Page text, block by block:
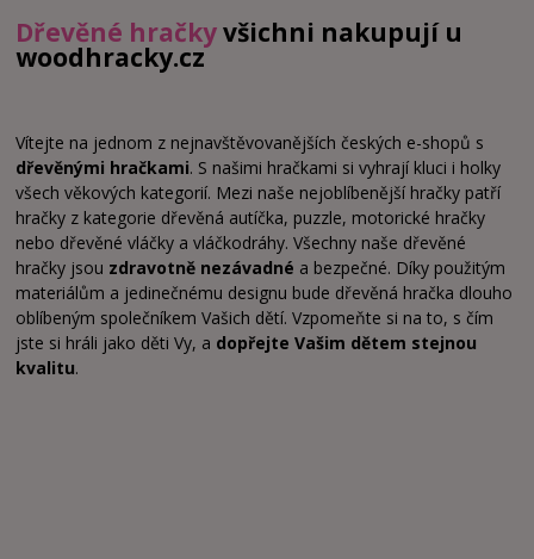
Dřevěné hračkyvšichni nakupují u
woodhracky.cz
Vítejte na jednom z nejnavštěvovanějších českých e-shopů s
dřevěnými hračkami. S našimi hračkami si vyhrají kluci i holky
všech věkových kategorií. Mezi naše nejoblíbenější hračky patří
hračky z kategorie dřevěná autíčka, puzzle, motorické hračky
nebo dřevěné vláčky a vláčkodráhy. Všechny naše dřevěné
hračky jsou zdravotně nezávadné a bezpečné. Díky použitým
materiálům a jedinečnému designu bude dřevěná hračka dlouho
oblíbeným společníkem Vašich dětí. Vzpomeňte si na to, s čím
jste si hráli jako děti Vy, a dopřejte Vašim dětem stejnou
kvalitu.